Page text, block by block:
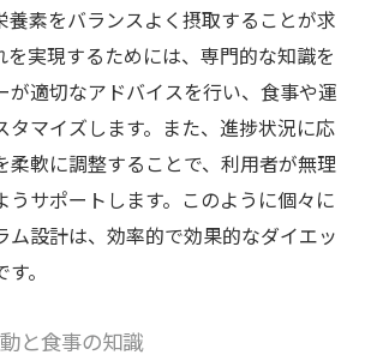
養素をバランスよく摂取することが求
を実現するためには、専門的な知識を
が適切なアドバイスを行い、食事や運
タマイズします。また、進捗状況に応
柔軟に調整することで、利用者が無理
うサポートします。このように個々に
ム設計は、効率的で効果的なダイエッ
。
と食事の知識